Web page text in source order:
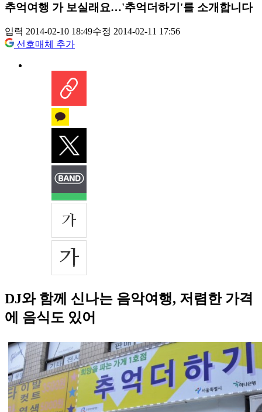
추억여행 가 보실래요…'추억더하기'를 소개합니다
입력 2014-02-10 18:49수정 2014-02-11 17:56
선호매체 추가
DJ와 함께 신나는 음악여행, 저렴한 가격
에 음식도 있어